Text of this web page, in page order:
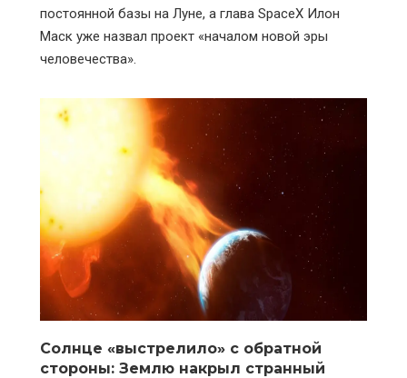
постоянной базы на Луне, а глава SpaceX Илон
Маск уже назвал проект «началом новой эры
человечества».
Солнце «выстрелило» с обратной
стороны: Землю накрыл странный